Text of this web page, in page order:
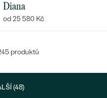
Diana
od 25 580 Kč
produktů
(48)